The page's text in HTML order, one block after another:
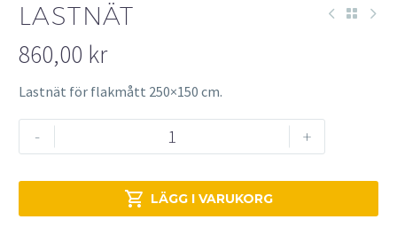
LASTNÄT
860,00 kr
Lastnät för flakmått 250×150 cm.
-
Lastnät
mängd
+
 LÄGG I VARUKORG